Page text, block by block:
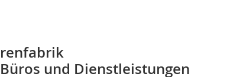
und Dienstleistungen